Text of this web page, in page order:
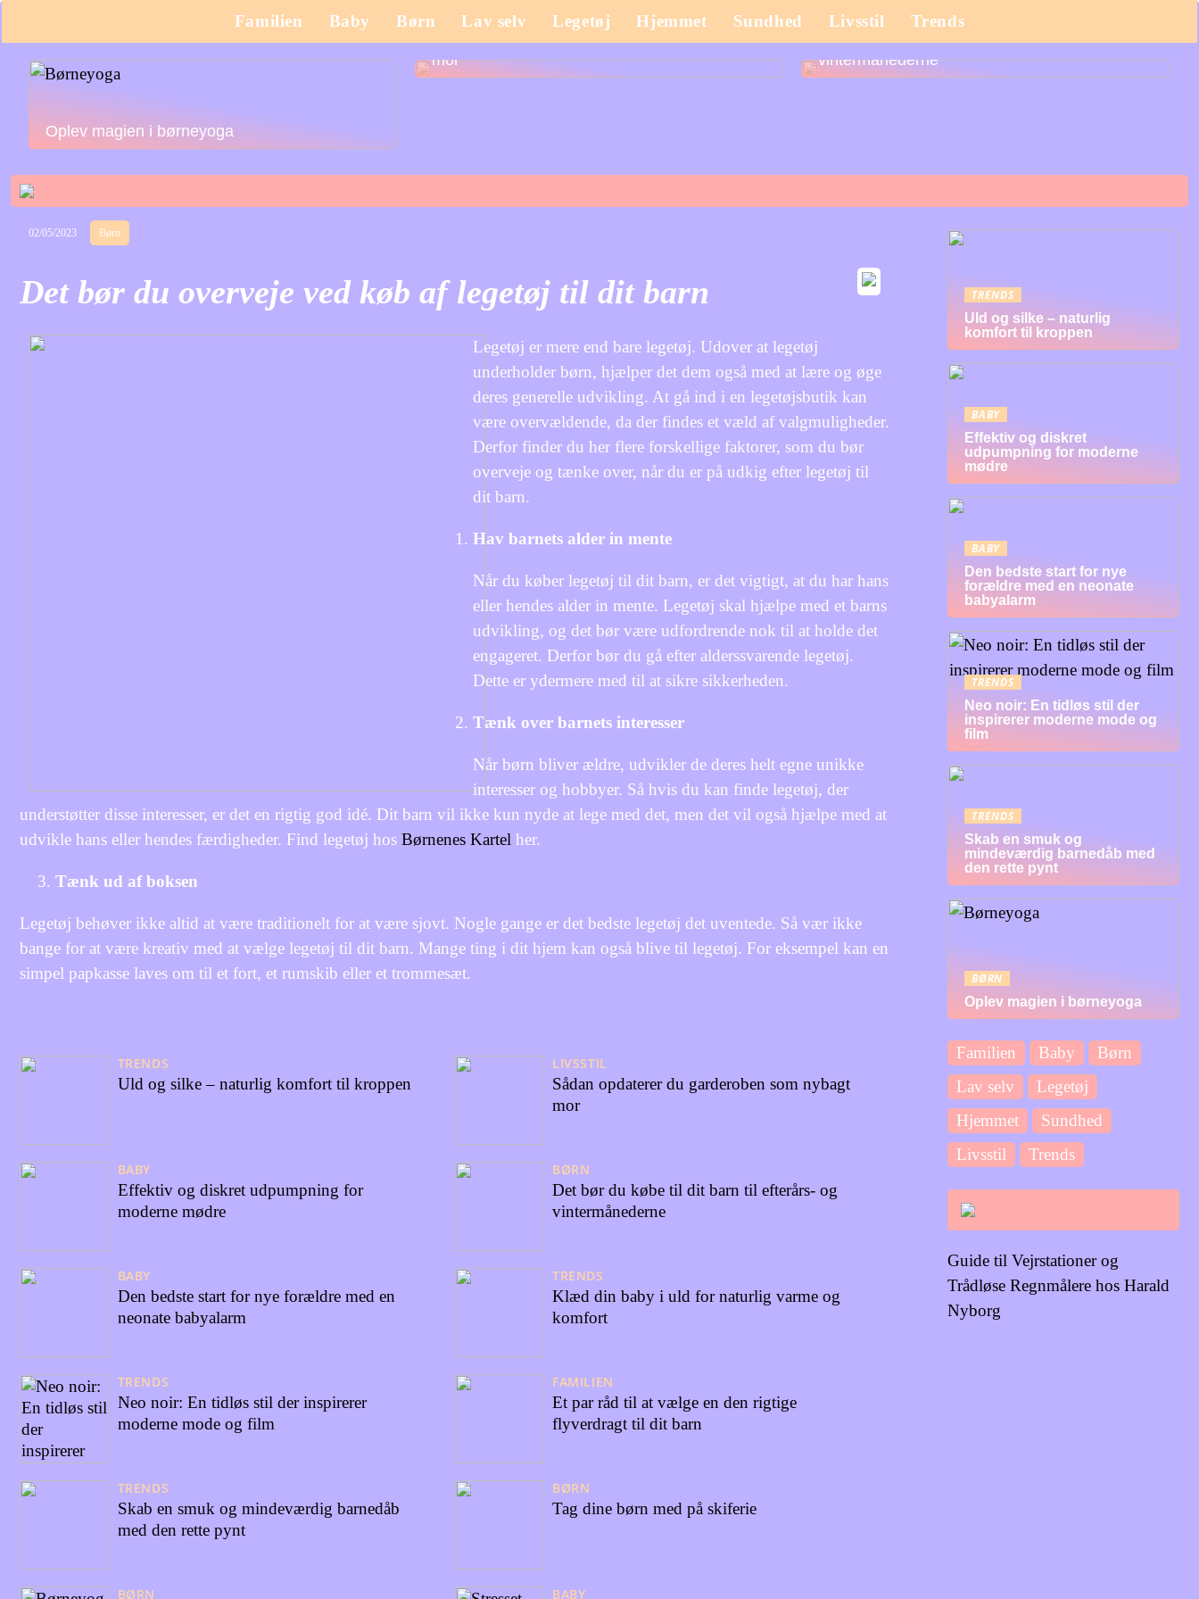
Familien Baby Børn Lav selv Legetøj Hjemmet Sundhed Livsstil Trends
Oplev magien i børneyoga
Sådan opdaterer du garderoben som nybagt
mor
Det bør du købe til dit barn til efterårs- og
vintermånederne
02/05/2023 Børn
Det bør du overveje ved køb af legetøj til dit barn
Legetøj er mere end bare legetøj. Udover at legetøj
underholder børn, hjælper det dem også med at lære og øge
deres generelle udvikling. At gå ind i en legetøjsbutik kan
være overvældende, da der findes et væld af valgmuligheder.
Derfor finder du her flere forskellige faktorer, som du bør
overveje og tænke over, når du er på udkig efter legetøj til
dit barn.
Hav barnets alder in mente
Når du køber legetøj til dit barn, er det vigtigt, at du har hans
eller hendes alder in mente. Legetøj skal hjælpe med et barns
udvikling, og det bør være udfordrende nok til at holde det
engageret. Derfor bør du gå efter alderssvarende legetøj.
Dette er ydermere med til at sikre sikkerheden.
Tænk over barnets interesser
Når børn bliver ældre, udvikler de deres helt egne unikke
interesser og hobbyer. Så hvis du kan finde legetøj, der
understøtter disse interesser, er det en rigtig god idé. Dit barn vil ikke kun nyde at lege med det, men det vil også hjælpe med at
udvikle hans eller hendes færdigheder. Find legetøj hos Børnenes Kartel her.
Tænk ud af boksen
Legetøj behøver ikke altid at være traditionelt for at være sjovt. Nogle gange er det bedste legetøj det uventede. Så vær ikke
bange for at være kreativ med at vælge legetøj til dit barn. Mange ting i dit hjem kan også blive til legetøj. For eksempel kan en
simpel papkasse laves om til et fort, et rumskib eller et trommesæt.
TRENDS
Uld og silke – naturlig komfort til kroppen
BABY
Effektiv og diskret udpumpning for
moderne mødre
BABY
Den bedste start for nye forældre med en
neonate babyalarm
TRENDS
Neo noir: En tidløs stil der inspirerer
moderne mode og film
TRENDS
Skab en smuk og mindeværdig barnedåb
med den rette pynt
BØRN
LIVSSTIL
Sådan opdaterer du garderoben som nybagt
mor
BØRN
Det bør du købe til dit barn til efterårs- og
vintermånederne
TRENDS
Klæd din baby i uld for naturlig varme og
komfort
FAMILIEN
Et par råd til at vælge en den rigtige
flyverdragt til dit barn
BØRN
Tag dine børn med på skiferie
BABY
TRENDS
Uld og silke – naturlig
komfort til kroppen
BABY
Effektiv og diskret
udpumpning for moderne
mødre
BABY
Den bedste start for nye
forældre med en neonate
babyalarm
TRENDS
Neo noir: En tidløs stil der
inspirerer moderne mode og
film
TRENDS
Skab en smuk og
mindeværdig barnedåb med
den rette pynt
BØRN
Oplev magien i børneyoga
Familien Baby
Børn
Lav selv
Legetøj
Hjemmet
Sundhed
Livsstil
Trends
Guide til Vejrstationer og
Trådløse Regnmålere hos Harald
Nyborg